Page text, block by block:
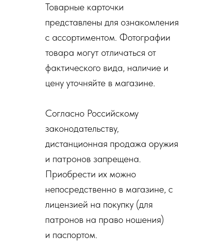
Товарные карточки
представлены для ознакомления
с ассортиментом. Фотографии
товара могут отличаться от
фактического вида, наличие и
цену уточняйте в магазине.
Согласно Российскому
законодательству,
дистанционная продажа оружия
и патронов запрещена.
Приобрести их можно
непосредственно в магазине, с
лицензией на покупку (для
патронов на право ношения)
и паспортом.